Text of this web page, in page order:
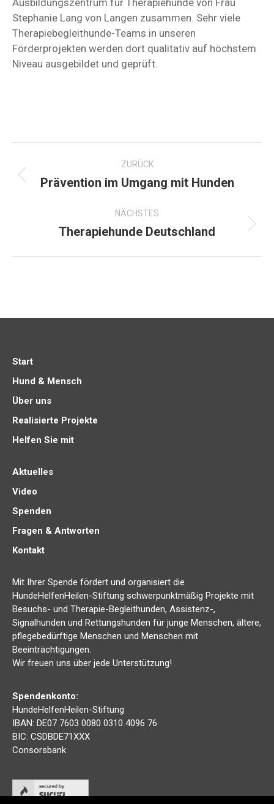
Stephanie Lang von Langen zusammen. Sehr viele
Therapiebegleithunde-Teams in unseren
Förderprojekten werden dort qualitativ auf höchstem
Niveau ausgebildet und geprüft.
ZURÜCK
Vorheriger
Prävention im Umgang mit Hunden
NÄCHSTES
Nächster
Therapiehunde Deutschland
Start
Hund & Mensch
Über uns
Realisierte Projekte
Helfen Sie mit
Aktuelles
Video
Spenden
Fragen & Antworten
Kontakt
Mit Ihrer Spende fördert und organisiert die
HundeHelfenHeilen-Stiftung schwerpunktmäßig Projekte mit
Besuchs- und Therapie-Begleithunden, Assistenz-,
Signalhunden und Rettungshunden für junge Menschen, ältere,
pflegebedürftige Menschen und Menschen mit
Beeinträchtigungen.
Wir freuen uns über jede Unterstützung!
Spendenkonto:
HundeHelfenHeilen-Stiftung
IBAN: DE07 7603 0080 0310 4096 76
BIC: CSDBDE71XXX
Consorsbank